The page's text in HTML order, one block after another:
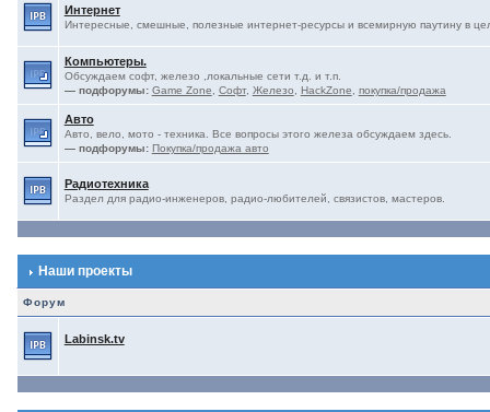
Интернет
Интересные, смешные, полезные интернет-ресурсы и всемирную паутину в
Компьютеры.
Обсуждаем софт, железо ,локальные сети т.д. и т.п.
— подфорумы: Game Zone Софт, Железо HackZone покупка/продажа
Авто
Авто, вело, мото - техника. Все вопросы этого железа обсуждаем здесь.
— подфорумы: Покупка/продажа авто
Радиотехника
Раздел для радио-инженеров, радио-любителей, связистов, мастеров.
Наши проекты
Форум
Labinsk.tv